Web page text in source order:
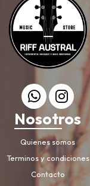
Nosotros
Quienes somos
Terminos y condiciones
Contacto